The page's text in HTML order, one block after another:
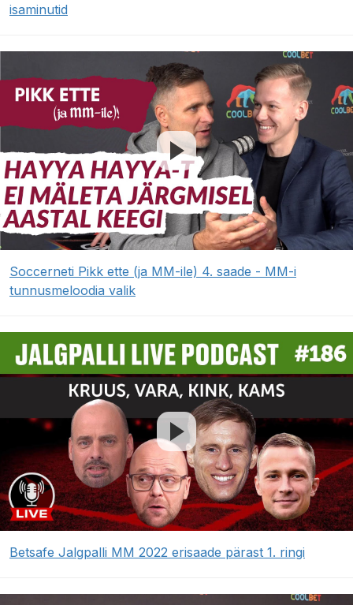
isaminutid
Soccerneti Pikk ette (ja MM-ile) 4. saade - MM-i
tunnusmeloodia valik
Betsafe Jalgpalli MM 2022 erisaade pärast 1. ringi